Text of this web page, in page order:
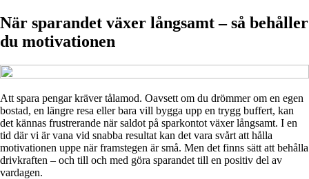
När sparandet växer långsamt – så behåller
du motivationen
Att spara pengar kräver tålamod. Oavsett om du drömmer om en egen
bostad, en längre resa eller bara vill bygga upp en trygg buffert, kan
det kännas frustrerande när saldot på sparkontot växer långsamt. I en
tid där vi är vana vid snabba resultat kan det vara svårt att hålla
motivationen uppe när framstegen är små. Men det finns sätt att behålla
drivkraften – och till och med göra sparandet till en positiv del av
vardagen.